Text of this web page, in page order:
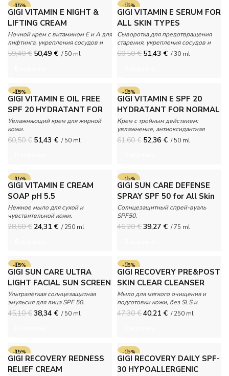
-15%
GIGI VITAMIN E NIGHT &
LIFTING CREAM
Ночной крем с витамином Е и A для
лифтинга, укрепления сосудов и
стимуляции обновления кожи.
59,40€ 50,49 € / 50 ml
-15%
GIGI VITAMIN E SERUM FOR
ALL SKIN TYPES
Сыворотка для предотвращения
старения, укрепления сосудов и
интенсивного ухода за кожей
любого типа.
60,50€ 51,43 € / 30 ml
-15%
GIGI VITAMIN E OIL FREE
SPF 20 HYDRATANT FOR
OILY & LARGE PORE SKIN
Увлажняющий крем для жирной
кожи.
60,50€ 51,43 € / 50 ml
-15%
GIGI VITAMIN E SPF 20
HYDRATANT FOR NORMAL
TO DRY SKIN
Крем с тройным действием:
увлажнение, антиоксидантная
защита и солнцезащита.
61,60€ 52,36 € / 50 ml
-15%
GIGI VITAMIN E CREAM
SOAP pH 5.5
Нежное мыло для сухой и
чувствительной кожи.
28,60€ 24,31 € / 250 ml
-15%
GIGI SUN CARE DEFENSE
SPRAY SPF 50 for All Skin
Type
Солнцезащитный спрей-вуаль
SPF50.
46,20€39,27 € / 75 ml
-15%
GIGI SUN CARE ULTRA
LIGHT FACIAL SUN SCREEN
SPF 50
Ультралёгкая солнцезащитная
эмульсия для лица SPF 50.
45,10€38,34 € / 50 ml
-15%
GIGI RECOVERY PRE&POST
SKIN CLEAR CLEANSER
Мыло для мягкого очищения и
подготовки кожи, без SLS и
консервантов.
47,30€40,21 € / 250 ml
-15%
GIGI RECOVERY REDNESS
RELIEF CREAM
-15%
GIGI RECOVERY DAILY SPF-
30 HYPOALLERGENIC